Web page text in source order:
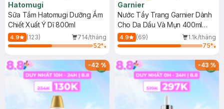
Hatomugi
Sữa Tắm Hatomugi Dưỡng Ẩm
Chiết Xuất Ý Dĩ 800ml
4.9 (123)
714/tháng
52%
Garnier
Nước Tẩy Trang Garnier Dành
Cho Da Dầu Và Mụn 400ml
(Mới)
4.9 (69)
1.1k/tháng
75%
-42% -43%